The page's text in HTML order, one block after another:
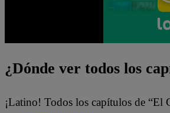
¿Dónde ver todos los
¡Latino! Todos los capítulos de “El